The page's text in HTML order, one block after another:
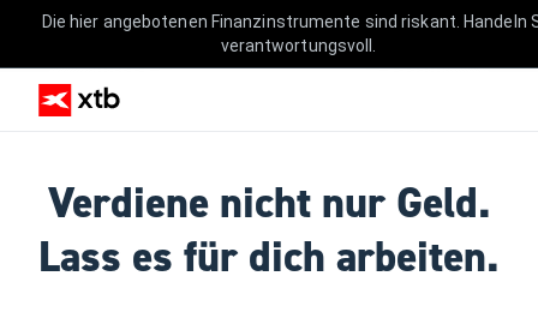
Die hier angebotenen Finanzinstrumente sind riskant. Handeln
verantwortungsvoll.
Verdiene nicht nur Geld.
Lass es für dich arbeiten.